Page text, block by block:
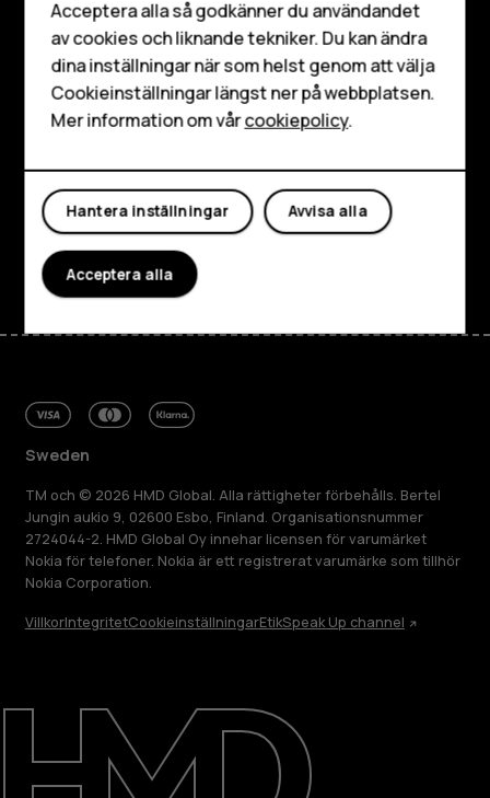
HMD Terra M
Surfplattor
Reparera, återanvända, återvinna
Hållbarhet
Kundservice
Utforska
Om
Kundservice
FacebookInstagram
TiktokYoutube
Sweden
TM och © 2026 HMD Global. Alla rättigheter förbehålls. Bertel
Jungin aukio 9, 02600 Esbo, Finland. Organisationsnummer
2724044-2. HMD Global Oy innehar licensen för varumärket
Nokia för telefoner. Nokia är ett registrerat varumärke som tillhör
Nokia Corporation.
VillkorIntegritetCookieinställningarEtikSpeak Up channel
Acceptera alla så godkänner du användandet
av cookies och liknande tekniker. Du kan ändra
dina inställningar när som helst genom att välja
Cookieinställningar längst ner på webbplatsen.
Mer information om vårcookiepolicy.
Avvisa alla
Hantera inställningar
Acceptera alla